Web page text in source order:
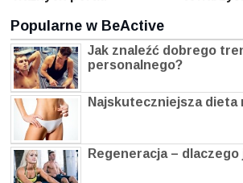
Popularne w BeActive
Jak znaleźć dobrego
personalnego?
Najskuteczniejsza dieta
Regeneracja –